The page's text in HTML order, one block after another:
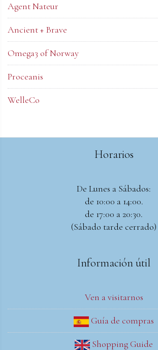
Agent Nateur
Ancient + Brave
Omega3 of Norway
Proceanis
WelleCo
Horarios
De Lunes a Sábados:
de 10:00 a 14:00.
de 17:00 a 20:30.
(Sábado tarde cerrado)
Información útil
Ven a visitarnos
Guía de compras
Shopping Guide